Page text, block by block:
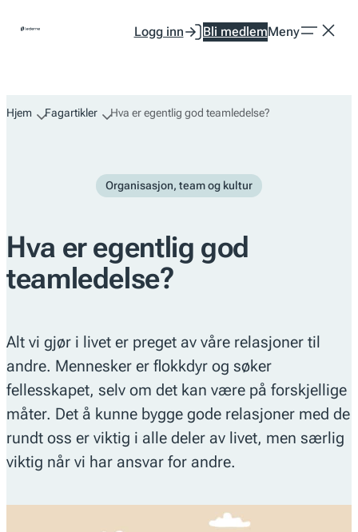
Logg inn Bli medlemMeny
Hjem Fagartikler Hva er egentlig god teamledelse?
Organisasjon, team og kultur
Hva er egentlig god
teamledelse?
Alt vi gjør i livet er preget av våre relasjoner til
andre. Mennesker er flokkdyr og søker
fellesskapet, selv om det kan være på forskjellige
måter. Det å kunne bygge gode relasjoner med de
rundt oss er viktig i alle deler av livet, men særlig
viktig når vi har ansvar for andre.